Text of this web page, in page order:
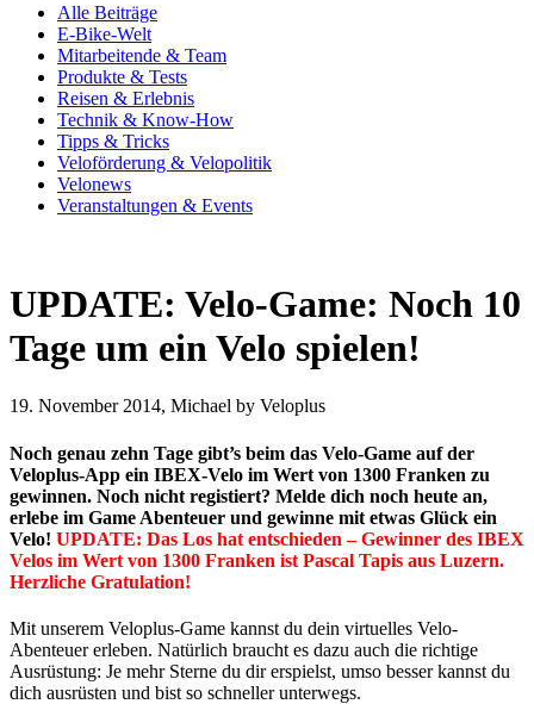
Alle Beiträge
E-Bike-Welt
Mitarbeitende & Team
Produkte & Tests
Reisen & Erlebnis
Technik & Know-How
Tipps & Tricks
Veloförderung & Velopolitik
Velonews
Veranstaltungen & Events
UPDATE: Velo-Game: Noch 10
Tage um ein Velo spielen!
19. November 2014, Michael by Veloplus
Noch genau zehn Tage gibt’s beim das Velo-Game auf der
Veloplus-App ein IBEX-Velo im Wert von 1300 Franken zu
gewinnen. Noch nicht registiert? Melde dich noch heute an,
erlebe im Game Abenteuer und gewinne mit etwas Glück ein
Velo! UPDATE: Das Los hat entschieden – Gewinner des IBEX
Velos im Wert von 1300 Franken ist Pascal Tapis aus Luzern.
Herzliche Gratulation!
Mit unserem Veloplus-Game kannst du dein virtuelles Velo-
Abenteuer erleben. Natürlich braucht es dazu auch die richtige
Ausrüstung: Je mehr Sterne du dir erspielst, umso besser kannst du
dich ausrüsten und bist so schneller unterwegs.